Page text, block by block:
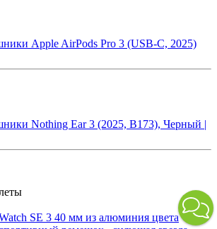
Apple AirPods Pro 3 (USB-C, 2025)
Nothing Ear 3 (2025, B173), Черный |
SE 3 40 мм из алюминия цвета